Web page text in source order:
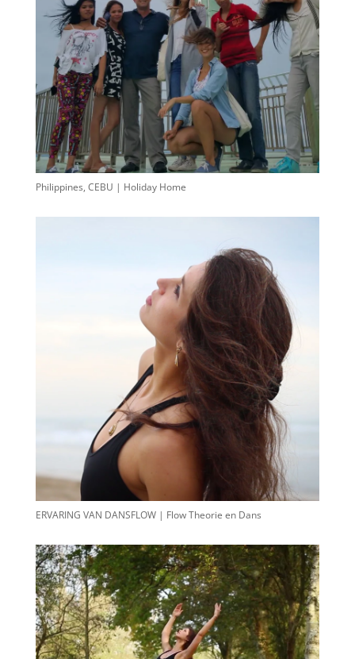
Philippines, CEBU | Holiday Home
ERVARING VAN DANSFLOW | Flow Theorie en Dans